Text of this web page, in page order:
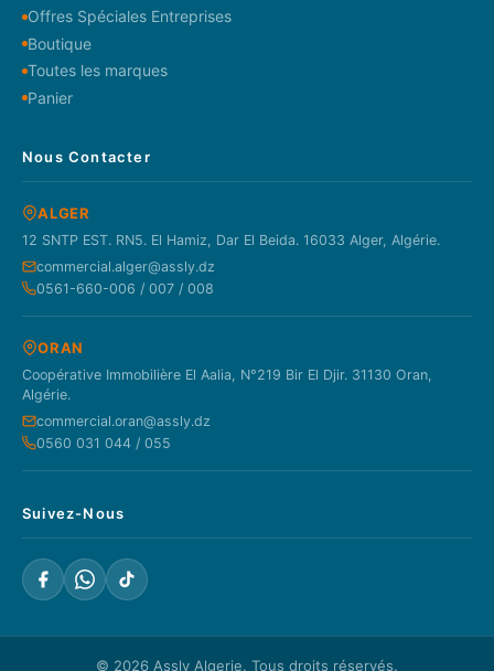
Offres Spéciales Entreprises
Boutique
Toutes les marques
Panier
Nous Contacter
ALGER
12 SNTP EST. RN5. El Hamiz, Dar El Beida. 16033 Alger, Algérie.
commercial.alger@assly.dz
0561-660-006 / 007 / 008
ORAN
Coopérative Immobilière El Aalia, N°219 Bir El Djir. 31130 Oran,
Algérie.
commercial.oran@assly.dz
0560 031 044 / 055
Suivez-Nous
© 2026 Assly Algerie. Tous droits réservés.